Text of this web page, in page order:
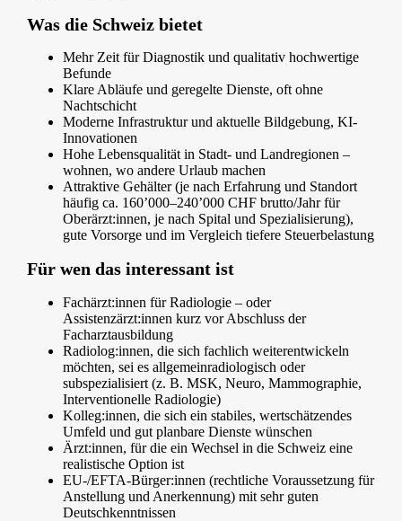
Was die Schweiz bietet
Mehr Zeit für Diagnostik und qualitativ hochwertige
Befunde
Klare Abläufe und geregelte Dienste, oft ohne
Nachtschicht
Moderne Infrastruktur und aktuelle Bildgebung, KI-
Innovationen
Hohe Lebensqualität in Stadt- und Landregionen –
wohnen, wo andere Urlaub machen
Attraktive Gehälter (je nach Erfahrung und Standort
häufig ca. 160’000–240’000 CHF brutto/Jahr für
Oberärzt:innen, je nach Spital und Spezialisierung),
gute Vorsorge und im Vergleich tiefere Steuerbelastung
Für wen das interessant ist
Fachärzt:innen für Radiologie – oder
Assistenzärzt:innen kurz vor Abschluss der
Facharztausbildung
Radiolog:innen, die sich fachlich weiterentwickeln
möchten, sei es allgemeinradiologisch oder
subspezialisiert (z. B. MSK, Neuro, Mammographie,
Interventionelle Radiologie)
Kolleg:innen, die sich ein stabiles, wertschätzendes
Umfeld und gut planbare Dienste wünschen
Ärzt:innen, für die ein Wechsel in die Schweiz eine
realistische Option ist
EU-/EFTA-Bürger:innen (rechtliche Voraussetzung für
Anstellung und Anerkennung) mit sehr guten
Deutschkenntnissen